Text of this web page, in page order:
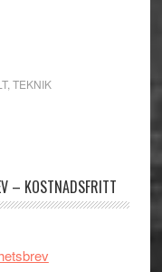
, TEKNIK
– KOSTNADSFRITT